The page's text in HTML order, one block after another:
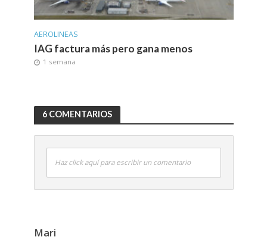
AEROLINEAS
IAG factura más pero gana menos
1 semana
6 COMENTARIOS
Haz click aquí para escribir un comentario
Mari